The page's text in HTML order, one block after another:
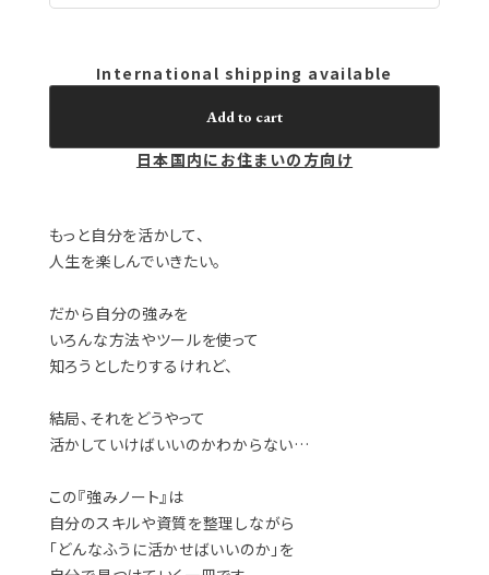
International shipping available
Add to cart
日本国内にお住まいの方向け
もっと自分を活かして、
人生を楽しんでいきたい。
だから自分の強みを
いろんな方法やツールを使って
知ろうとしたりするけれど、
結局、それをどうやって
活かしていけばいいのかわからない…
この『強みノート』は
自分のスキルや資質を整理しながら
「どんなふうに活かせばいいのか」を